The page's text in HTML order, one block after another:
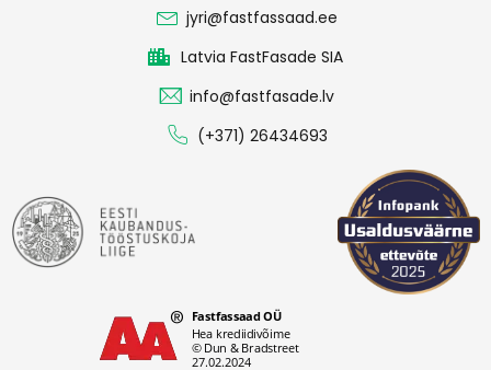
jyri@fastfassaad.ee
Latvia FastFasade SIA
info@fastfasade.lv
(+371) 26434693